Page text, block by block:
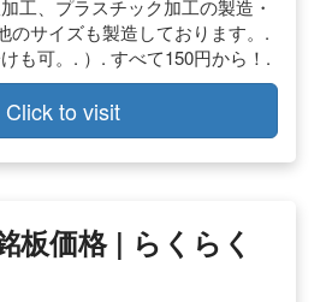
工、プラスチック加工の製造・
のサイズも製造しております。.
も可。. ）. すべて150円から！.
Click to visit
板価格 | らくらく